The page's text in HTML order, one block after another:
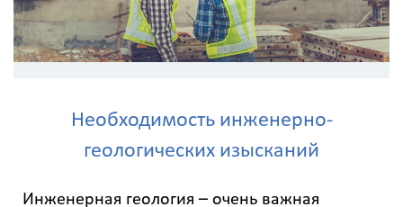
Необходимость инженерно-
геологических изысканий
Инженерная геология – очень важная